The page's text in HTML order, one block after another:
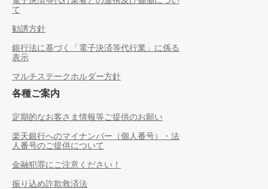
て
勧誘方針
銀行法に基づく「電子決済等代行業」に係る
表示
マルチステークホルダー方針
各種ご案内
定期的なお客さま情報等ご提供のお願い
楽天銀行へのマイナンバー（個人番号）・法
人番号のご提供について
金融犯罪にご注意ください！
振り込め詐欺救済法